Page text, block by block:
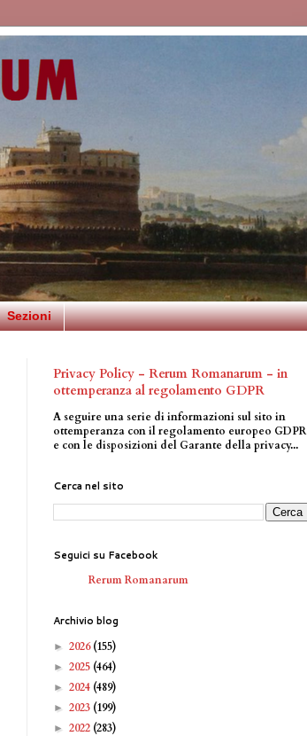
Sezioni
Privacy Policy - Rerum Romanarum - in
ottemperanza al regolamento GDPR
A seguire una serie di informazioni sul sito in
ottemperanza con il regolamento europeo GDPR
e con le disposizioni del Garante della privacy...
Cerca nel sito
Seguici su Facebook
Rerum Romanarum
Archivio blog
► 2026(155)
► 2025 (464)
► 2024 (489)
► 2023 (199)
► 2022 (283)